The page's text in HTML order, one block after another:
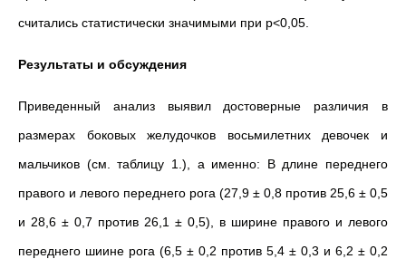
считались статистически значимыми при p<0,05.
Результаты и обсуждения
Приведенный анализ выявил достоверные различия в
размерах боковых желудочков восьмилетних девочек и
мальчиков (см. таблицу 1.), а именно: В длине переднего
правого и левого переднего рога (27,9 ± 0,8 против 25,6 ± 0,5
и 28,6 ± 0,7 против 26,1 ± 0,5), в ширине правого и левого
переднего шиине рога (6,5 ± 0,2 против 5,4 ± 0,3 и 6,2 ± 0,2